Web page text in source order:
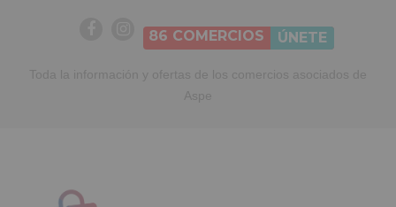
86 COMERCIOS ÚNETE